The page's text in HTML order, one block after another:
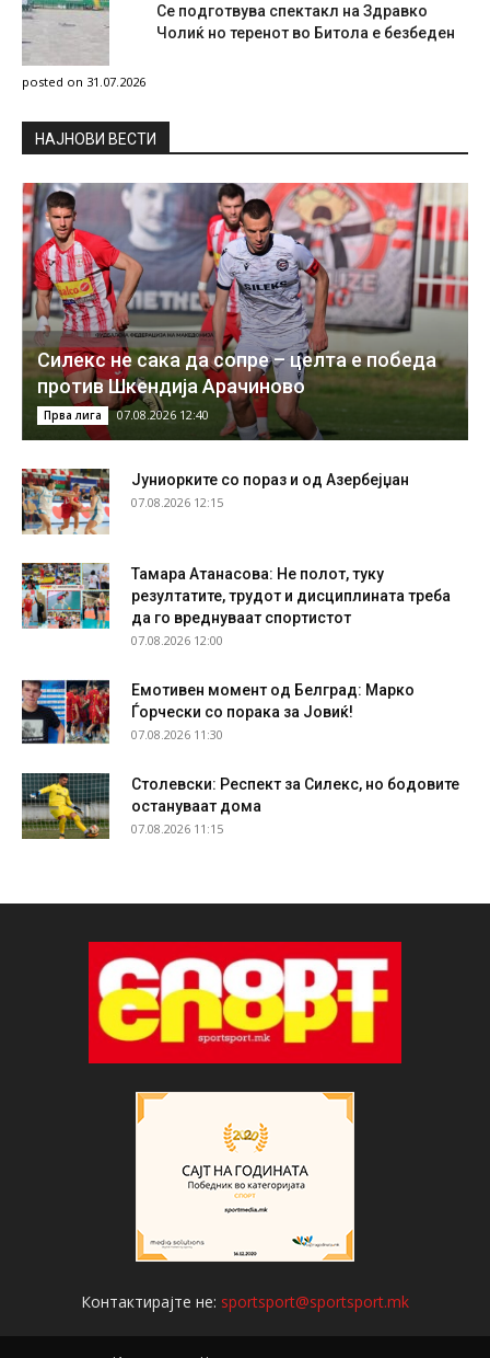
Се подготвува спектакл на Здравко
Чолиќ но теренот во Битола е безбеден
posted on 31.07.2026
НAЈНОВИ ВЕСТИ
Силекс не сака да сопре – целта е победа
против Шкендија Арачиново
Прва лига 07.08.2026 12:40
Јуниорките со пораз и од Азербејџан
07.08.2026 12:15
Тамара Атанасова: Не полот, туку
резултатите, трудот и дисциплината треба
да го вреднуваат спортистот
07.08.2026 12:00
Емотивен момент од Белград: Марко
Ѓорчески со порака за Јовиќ!
07.08.2026 11:30
Столевски: Респект за Силекс, но бодовите
остануваат дома
07.08.2026 11:15
Контактирајте не: sportsport@sportsport.mk